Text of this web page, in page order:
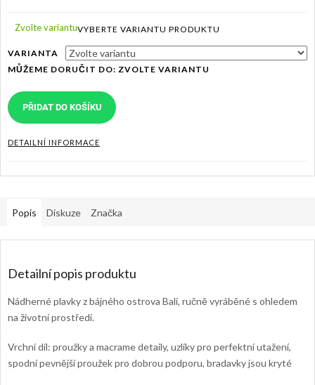
cena:
Zvolte variantu
VARIANTA
MŮŽEME DORUČIT DO: ZVOLTE VARIANTU
PŘIDAT DO KOŠÍKU
DETAILNÍ INFORMACE
Popis Diskuze Značka
Detailní popis produktu
Nádherné plavky z bájného ostrova Bali, ručně vyráběné s ohledem
na životní prostředí.
Vrchní díl: proužky a macrame detaily, uzlíky pro perfektní utažení,
spodní pevnější proužek pro dobrou podporu, bradavky jsou kryté